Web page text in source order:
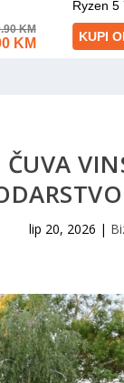
ČUVA
lip 20, 2026 |